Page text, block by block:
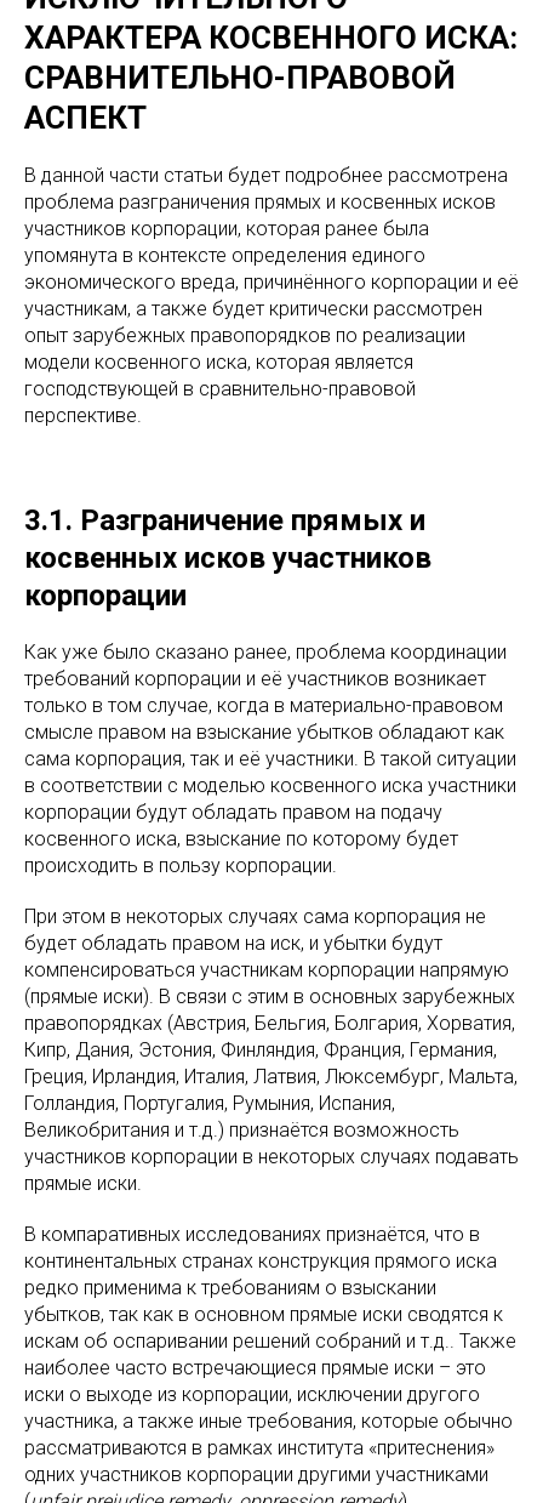
ХАРАКТЕРА КОСВЕННОГО ИСКА:
СРАВНИТЕЛЬНО-ПРАВОВОЙ
АСПЕКТ
В данной части статьи будет подробнее рассмотрена
проблема разграничения прямых и косвенных исков
участников корпорации, которая ранее была
упомянута в контексте определения единого
экономического вреда, причинённого корпорации и её
участникам, а также будет критически рассмотрен
опыт зарубежных правопорядков по реализации
модели косвенного иска, которая является
господствующей в сравнительно-правовой
перспективе.
3.1. Разграничение прямых и
косвенных исков участников
корпорации
Как уже было сказано ранее, проблема координации
требований корпорации и её участников возникает
только в том случае, когда в материально-правовом
смысле правом на взыскание убытков обладают как
сама корпорация, так и её участники. В такой ситуации
в соответствии с моделью косвенного иска участники
корпорации будут обладать правом на подачу
косвенного иска, взыскание по которому будет
происходить в пользу корпорации.
При этом в некоторых случаях сама корпорация не
будет обладать правом на иск, и убытки будут
компенсироваться участникам корпорации напрямую
(прямые иски). В связи с этим в основных зарубежных
правопорядках (Австрия, Бельгия, Болгария, Хорватия,
Кипр, Дания, Эстония, Финляндия, Франция, Германия,
Греция, Ирландия, Италия, Латвия, Люксембург, Мальта,
Голландия, Португалия, Румыния, Испания,
Великобритания и т.д.) признаётся возможность
участников корпорации в некоторых случаях подавать
прямые иски.
В компаративных исследованиях признаётся, что в
континентальных странах конструкция прямого иска
редко применима к требованиям о взыскании
убытков, так как в основном прямые иски сводятся к
искам об оспаривании решений собраний и т.д.. Также
наиболее часто встречающиеся прямые иски – это
иски о выходе из корпорации, исключении другого
участника, а также иные требования, которые обычно
рассматриваются в рамках института «притеснения»
одних участников корпорации другими участниками